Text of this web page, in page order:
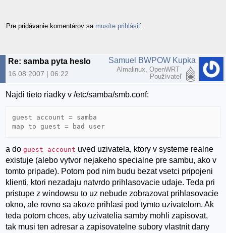
Pre pridávanie komentárov sa musíte prihlásiť
Re: samba pyta heslo
16.08.2007 | 06:22
Samuel BWPOW Kupka
Almalinux, OpenWRT
Používateľ
Najdi tieto riadky v /etc/samba/smb.conf:
guest account = samba
a doguest account uved uzivatela, ktory v systeme realne
existuje (alebo vytvor nejakeho specialne pre sambu, ako v
tomto pripade). Potom pod nim budu bezat vsetci pripojeni
klienti, ktori nezadaju natvrdo prihlasovacie udaje. Teda pri
pristupe z windowsu to uz nebude zobrazovat prihlasovacie
okno, ale rovno sa akoze prihlasi pod tymto uzivatelom. Ak
teda potom chces, aby uzivatelia samby mohli zapisovat,
tak musi ten adresar a zapisovatelne subory vlastnit dany